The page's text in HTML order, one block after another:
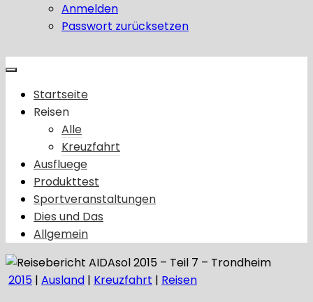
Anmelden
Passwort zurücksetzen
Startseite
Reisen
Alle
Kreuzfahrt
Ausfluege
Produkttest
Sportveranstaltungen
Dies und Das
Allgemein
2015 | Ausland | Kreuzfahrt | Reisen